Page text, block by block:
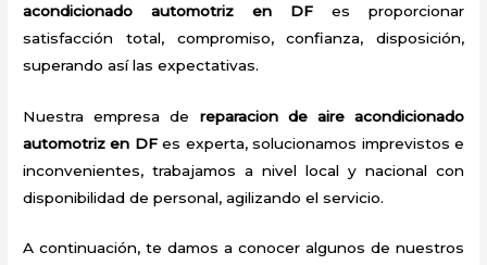
acondicionado automotriz en DF es proporcionar
satisfacción total, compromiso, confianza, disposición,
superando así las expectativas.
Nuestra empresa de reparacion de aire acondicionado
automotriz en DFes experta, solucionamos imprevistos e
inconvenientes, trabajamos a nivel local y nacional con
disponibilidad de personal, agilizando el servicio.
A continuación, te damos a conocer algunos de nuestros